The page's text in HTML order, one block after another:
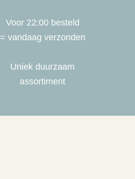
Voor 22:00 besteld
= vandaag verzonden
Uniek duurzaam
assortiment